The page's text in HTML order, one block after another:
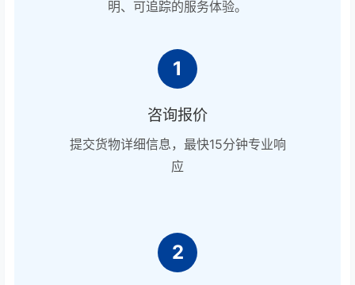
明、可追踪的服务体验。
1
咨询报价
提交货物详细信息，最快15分钟专业响
应
2